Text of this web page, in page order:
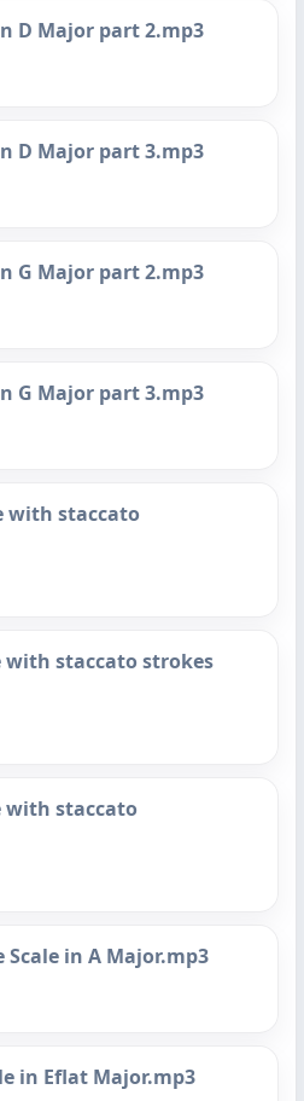
D Major part 2.mp3
D Major part 3.mp3
G Major part 2.mp3
G Major part 3.mp3
with staccato
with staccato strokes
with staccato
Scale in A Major.mp3
in Eflat Major.mp3